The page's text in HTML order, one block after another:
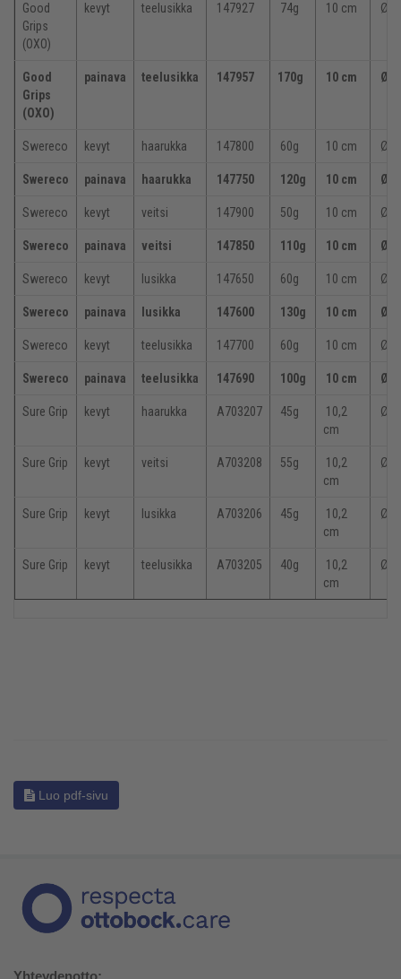
Good
Grips
(OXO)
kevyt teelusikka 147927 74g 10 cm Ø
Good
Grips
(OXO)
painava teelusikka 147957 170g 10 cm Ø
Swereco kevyt haarukka 147800 60g 10 cm Ø
Swereco painava haarukka 147750 120g 10 cm Ø
Swereco kevyt veitsi 147900 50g 10 cm Ø
Swereco painava veitsi 147850 110g 10 cm Ø
Swereco kevyt lusikka 147650 60g 10 cm Ø
Swereco painava lusikka 147600 130g 10 cm Ø
Swereco kevyt teelusikka 147700 60g 10 cm Ø
Swereco painava teelusikka 147690 100g 10 cm Ø
Sure Grip kevyt haarukka A703207 45g
10,2
cm
Ø
Sure Grip kevyt veitsi A703208 55g
10,2
cm
Ø
Sure Grip kevyt lusikka A703206 45g
10,2
cm
Ø
Sure Grip kevyt teelusikka A703205 40g
10,2
cm
Ø
Luo pdf-sivu
Yhteydenotto: